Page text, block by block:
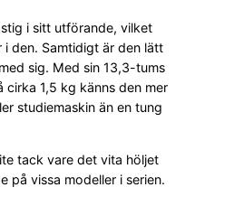
i sitt utförande, vilket
i den. Samtidigt är den lätt
sig. Med sin 13,3-tums
cirka 1,5 kg känns den mer
studiemaskin än en tung
tack vare det vita höljet
på vissa modeller i serien.